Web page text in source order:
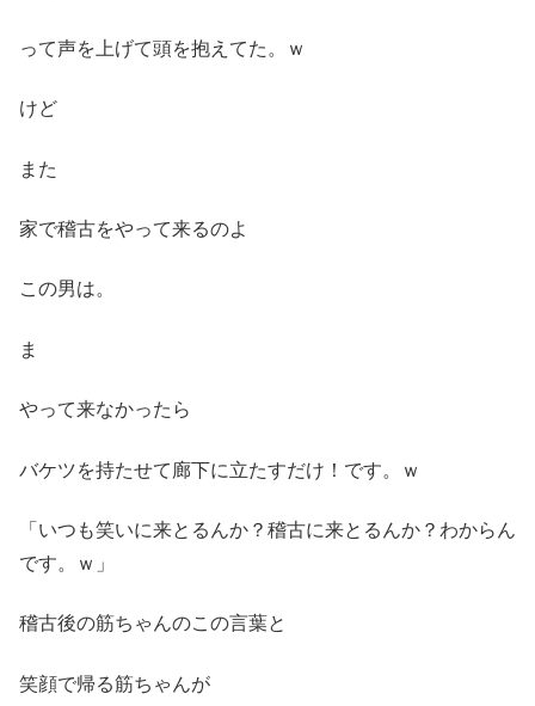
って声を上げて頭を抱えてた。ｗ
けど
また
家で稽古をやって来るのよ
この男は。
ま
やって来なかったら
バケツを持たせて廊下に立たすだけ！です。ｗ
「いつも笑いに来とるんか？稽古に来とるんか？わからん
です。ｗ」
稽古後の筋ちゃんのこの言葉と
笑顔で帰る筋ちゃんが